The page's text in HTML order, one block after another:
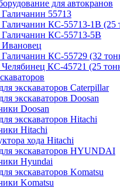
для автокранов
55713
Галичанин КС-55713-1В (25
Галичанин КС-55713-5В
Галичанин КС-55729 (32
КС-45721 (25
экскаваторов Caterpillar
экскаваторов Doosan
Doosan
экскаваторов Hitachi
Hitachi
хода Hitachi
экскаваторов HYUNDAI
Hyundai
экскаваторов Komatsu
Komatsu